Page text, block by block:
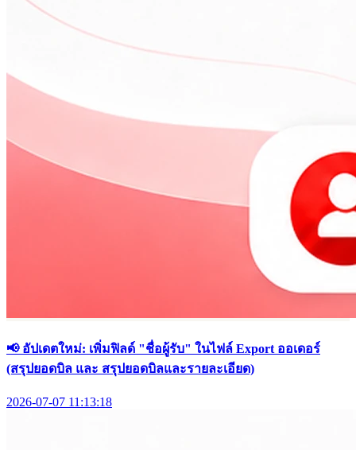
📢 อัปเดตใหม่: เพิ่มฟิลด์ "ชื่อผู้รับ" ในไฟล์ Export ออเดอร์
(สรุปยอดบิล และ สรุปยอดบิลและรายละเอียด)
2026-07-07 11:13:18